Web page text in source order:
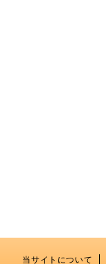
当サイトについて